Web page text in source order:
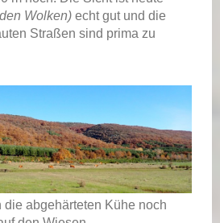
Wolken) echt gut und die
Straßen sind prima zu
die abgehärteten Kühe noch